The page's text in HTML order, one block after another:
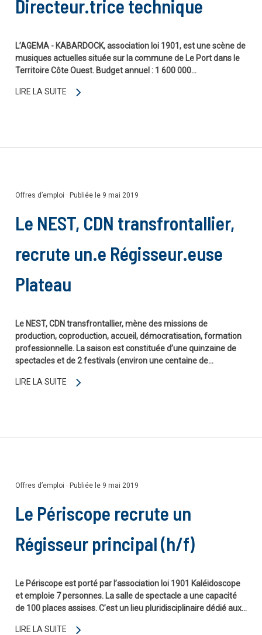
Directeur.trice technique
L’AGEMA - KABARDOCK, association loi 1901, est une scène de
musiques actuelles située sur la commune de Le Port dans le
Territoire Côte Ouest. Budget annuel : 1 600 000…
LIRE LA SUITE
Offres d’emploi · Publiée le 9 mai 2019
Le NEST, CDN transfrontallier,
recrute un.e Régisseur.euse
Plateau
Le NEST, CDN transfrontallier, mène des missions de
production, coproduction, accueil, démocratisation, formation
professionnelle. La saison est constituée d’une quinzaine de
spectacles et de 2 festivals (environ une centaine de…
LIRE LA SUITE
Offres d’emploi · Publiée le 9 mai 2019
Le Périscope recrute un
Régisseur principal (h/f)
Le Périscope est porté par l’association loi 1901 Kaléidoscope
et emploie 7 personnes. La salle de spectacle a une capacité
de 100 places assises. C’est un lieu pluridisciplinaire dédié aux…
LIRE LA SUITE